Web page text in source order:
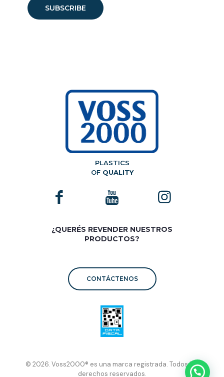
PLASTICS
OF QUALITY
¿QUERÉS REVENDER NUESTROS
PRODUCTOS?
CONTÁCTENOS
© 2026. Voss2000® es una marca registrada. Todos los
derechos reservados.